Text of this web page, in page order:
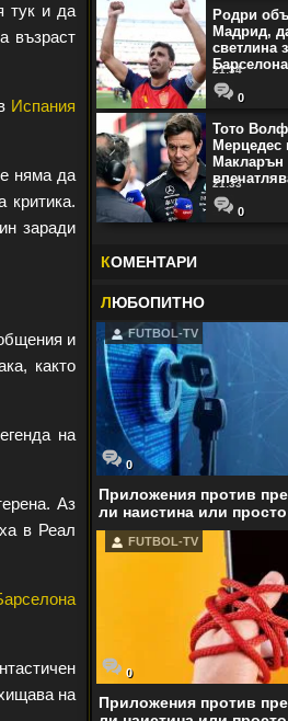
тук и да
възраст
Испания
няма да
критика.
заради
и
както
на
Аз
в Реал
на
Родри
Мадрид,
светлина
Барселона
21:34
0
Тото
Мерцедес
Макларън
21:33
0
КОМЕНТАРИ
ЛЮБОПИТНО
FUTBOL-TV
0
Приложения против
ли наистина или
FUTBOL-TV
0
Приложения против